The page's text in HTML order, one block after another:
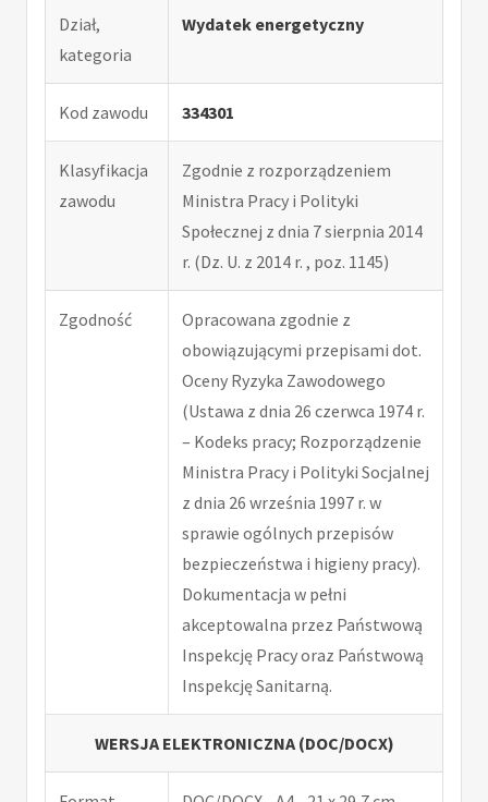
Dział,
kategoria
Wydatek energetyczny
Kod zawodu 334301
Klasyfikacja
zawodu
Zgodnie z rozporządzeniem
Ministra Pracy i Polityki
Społecznej z dnia 7 sierpnia 2014
r. (Dz. U. z 2014 r. , poz. 1145)
Zgodność
Opracowana zgodnie z
obowiązującymi przepisami dot.
Oceny Ryzyka Zawodowego
(Ustawa z dnia 26 czerwca 1974 r.
– Kodeks pracy; Rozporządzenie
Ministra Pracy i Polityki Socjalnej
z dnia 26 września 1997 r. w
sprawie ogólnych przepisów
bezpieczeństwa i higieny pracy).
Dokumentacja w pełni
akceptowalna przez Państwową
Inspekcję Pracy oraz Państwową
Inspekcję Sanitarną.
WERSJA ELEKTRONICZNA (DOC/DOCX)